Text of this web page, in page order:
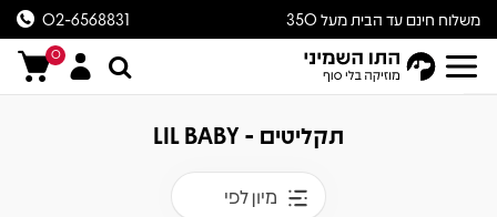
משלוח חינם עד הבית מעל 350
ש״ח
02-6568831
0
תקליטים - LIL BABY
מיון לפי